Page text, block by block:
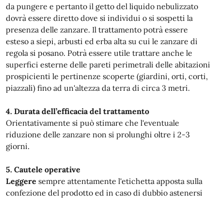
da pungere e pertanto il getto del liquido nebulizzato
dovrà essere diretto dove si individui o si sospetti la
presenza delle zanzare. Il trattamento potrà essere
esteso a siepi, arbusti ed erba alta su cui le zanzare di
regola si posano. Potrà essere utile trattare anche le
superfici esterne delle pareti perimetrali delle abitazioni
prospicienti le pertinenze scoperte (giardini, orti, corti,
piazzali) fino ad un'altezza da terra di circa 3 metri.
4. Durata dell’efficacia del trattamento
Orientativamente si può stimare che l'eventuale
riduzione delle zanzare non si prolunghi oltre i 2-3
giorni.
5. Cautele operative
Leggere sempre attentamente l'etichetta apposta sulla
confezione del prodotto ed in caso di dubbio astenersi